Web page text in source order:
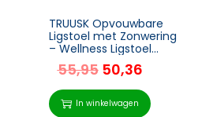
TRUUSK Opvouwbare
Ligstoel met Zonwering
– Wellness Ligstoel
voor Tuin en Strand –
Grijs – 187 x 58 x 36 cm
55,95 50,36
In winkelwagen